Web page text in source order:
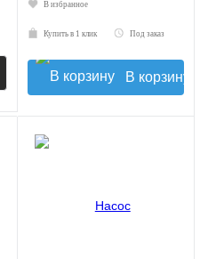
В избранное
Купить в 1 клик Под заказ
В корзину